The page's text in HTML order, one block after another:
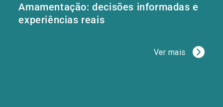
Amamentação: decisões informadas e
experiências reais
Ver mais